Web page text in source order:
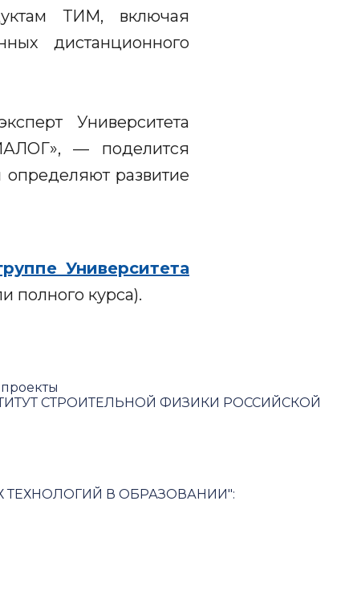
ТИМ, включая
дистанционного
Университета
— поделится
определяют развитие
Университета
полного курса).
СТРОИТЕЛЬНОЙ ФИЗИКИ РОССИЙСКОЙ
В ОБРАЗОВАНИИ":